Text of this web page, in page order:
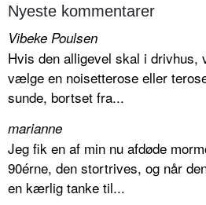
Nyeste kommentarer
Vibeke Poulsen
Hvis den alligevel skal i drivhus,
vælge en noisetterose eller
sunde, bortset fra...
marianne
Jeg fik en af min nu afdøde
90érne, den stortrives, og når
en kærlig tanke til...